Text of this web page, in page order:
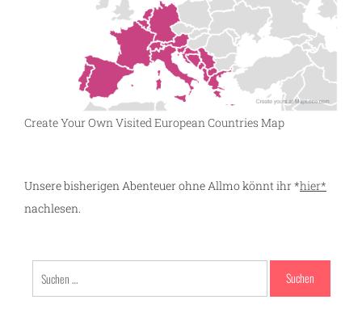
Create Your Own Visited European Countries Map
Unsere bisherigen Abenteuer ohne Allmo könnt ihr *hier*
nachlesen.
nach: